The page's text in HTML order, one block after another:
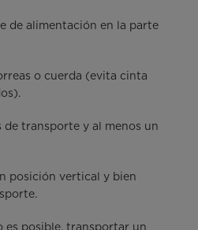
de alimentación en la parte
o cuerda (evita cinta
de transporte y al menos un
posición vertical y bien
es posible, transportar un